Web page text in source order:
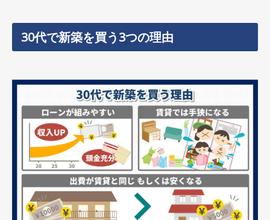
30代で新築を買う3つの理由